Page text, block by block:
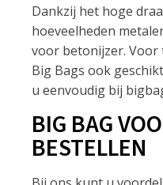
Dankzij het hoge
hoeveelheden
voor betonijzer. Voor
Big Bags ook
u eenvoudig bij
BIG BAG
BESTELLEN